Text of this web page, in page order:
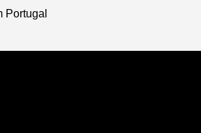
Portugal